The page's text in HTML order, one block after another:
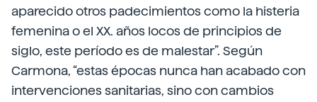
aparecido otros padecimientos como la histeria
femenina o el XX. años locos de principios de
siglo, este período es de malestar”. Según
Carmona, “estas épocas nunca han acabado con
intervenciones sanitarias, sino con cambios